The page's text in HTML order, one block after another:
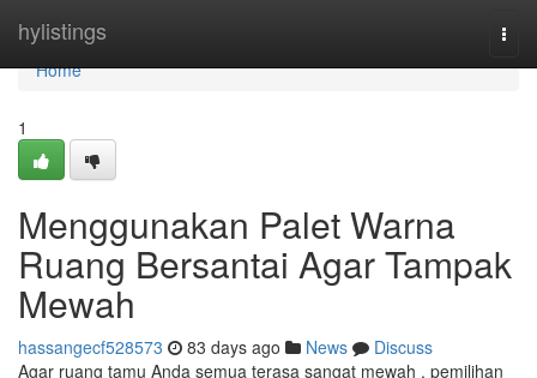
hylistings
Home
Home
1
Menggunakan Palet Warna
Ruang Bersantai Agar Tampak
Mewah
hassangecf528573 83 days ago News
Discuss
Agar ruang tamu Anda semua terasa sangat mewah , pemilihan